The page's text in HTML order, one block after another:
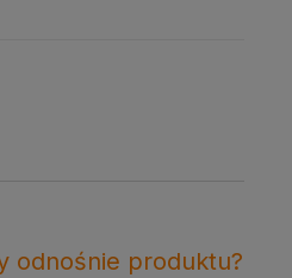
odnośnie produktu?